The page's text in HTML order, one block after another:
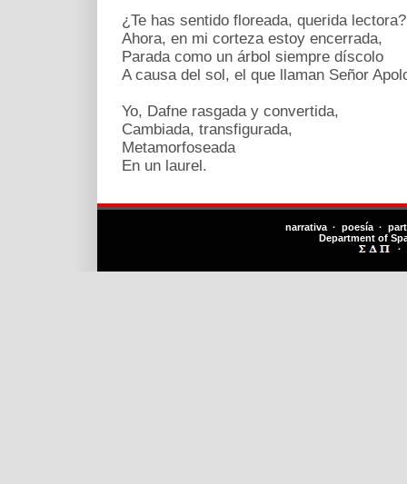
¿Te has sentido floreada, querida lectora?
Ahora, en mi corteza estoy encerrada,
Parada como un árbol siempre díscolo
A causa del sol, el que llaman Señor
Yo, Dafne rasgada y convertida,
Cambiada, transfigurada,
Metamorfoseada
En un laurel.
narrativa · poesía ·
Department of
·